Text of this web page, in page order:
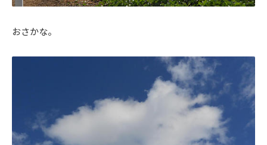
おさかな。